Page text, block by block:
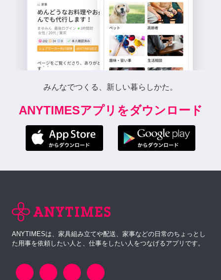
みんなでつくる、新しい暮らしかた。
ANYTIMESアプリをダウンロード
ANYTIMESは、家具組み立てや配送、家事などの日常のちょっとし
た用事を依頼したい人と、仕事をしたい人をつなげるアプリです。